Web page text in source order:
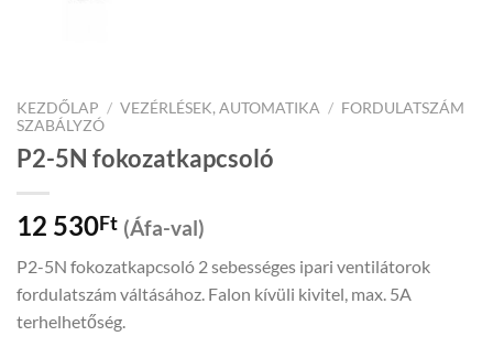
KEZDŐLAP / VEZÉRLÉSEK, AUTOMATIKA / FORDULATSZÁM
SZABÁLYZÓ
P2-5N fokozatkapcsoló
12 530Ft (Áfa-val)
P2-5N fokozatkapcsoló 2 sebességes ipari ventilátorok
fordulatszám váltásához. Falon kívüli kivitel, max. 5A
terhelhetőség.